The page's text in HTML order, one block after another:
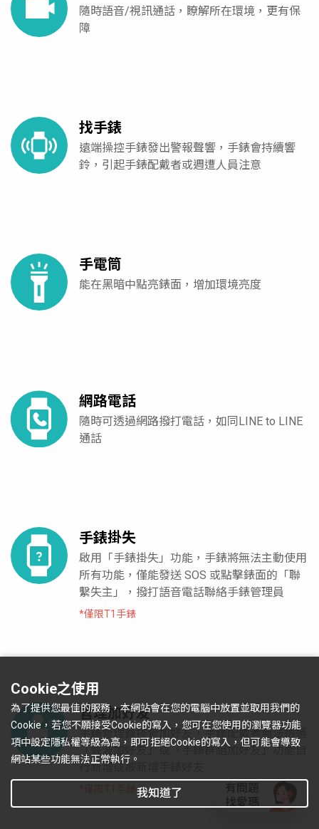
隨時語音/視訊通話，瞭解所在環境，更有保
障
找手錶
遠端操控手錶發出警報聲響，手錶會持續響
鈴，引起手錶配戴者或週遭人員注意
手電筒
能在黑暗中點亮錶面，增加環境亮度
網路電話
隨時可透過網路撥打電話，如同LINE to LINE
通話
手錶掛失
啟用「手錶掛失」功能，手錶將無法主動使用
所有功能，僅能發送 SOS 或點擊錶面的「聯
繫失主」，撥打語音電話聯絡手錶管理員
*僅限T1手錶
管理加好友
手錶管理員控管加好友，手錶配戴者無法透過
「聲波加好友」或「手錶群組加好友」功能自
行新增或被新增手錶好友
有問題
找愛瑪
Cookie之使用
為了提供您最佳的服務，本網站會在您的電腦中放置並取用我們的
Cookie，若您不願接受Cookie的寫入，您可在您使用的瀏覽器功能
項中設定隱私權等級為高，即可拒絕Cookie的寫入，但可能會導致
網站某些功能無法正常執行。
我知道了